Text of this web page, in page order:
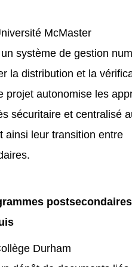
McMaster
système de gestion
la distribution et la
projet autonomise les
sécuritaire et centralisé
ainsi leur transition entre
Durham